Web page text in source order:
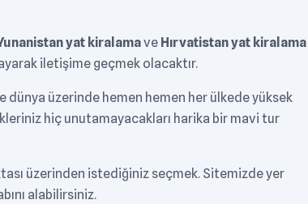
yat kiralamave Hırvatistan yat kiralama
iletişime geçmek olacaktır.
dünya üzerinde hemen hemen her ülkede yüksek
hiç unutamayacakları harika bir mavi tur
üzerinden istediğiniz seçmek. Sitemizde yer
alabilirsiniz.